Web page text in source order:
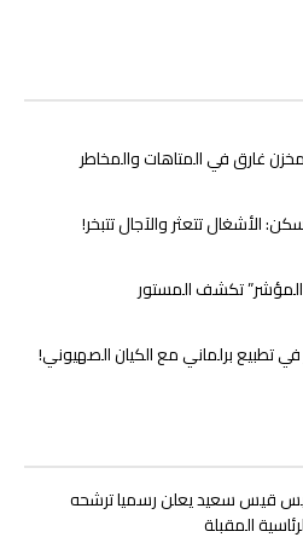
غارق في المتاهات والمخاطر
تكشف المستور
تطبيع برلماني مع الكيان الصهيوني!
قيس سعيد يعلن رسميا ترشحه
المقبلة